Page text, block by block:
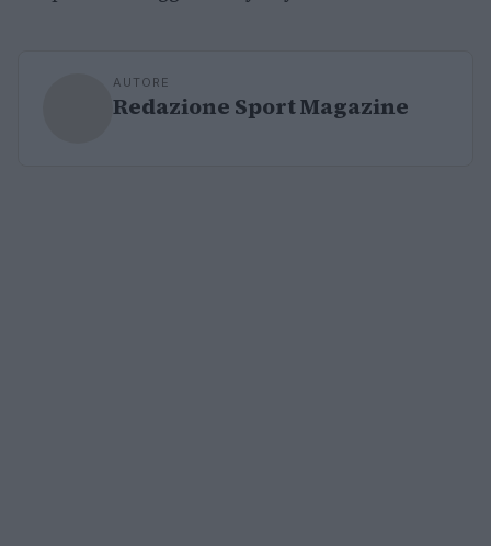
AUTORE
Redazione Sport Magazine